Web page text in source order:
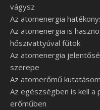
vágysz
Az atomenergia
Az atomenergia is
hőszivattyúval fűtök
Az atomenergia
szerepe
Az atomerőmű
Az egészségben is kell a
erőműben